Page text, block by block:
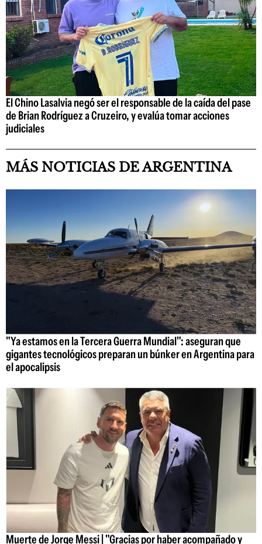
El Chino Lasalvia negó ser el responsable de la caída del pase
de Brian Rodríguez a Cruzeiro, y evalúa tomar acciones
judiciales
MÁS NOTICIAS DE ARGENTINA
"Ya estamos en la Tercera Guerra Mundial": aseguran que
gigantes tecnológicos preparan un búnker en Argentina para
el apocalipsis
Muerte de Jorge Messi | "Gracias por haber acompañado y